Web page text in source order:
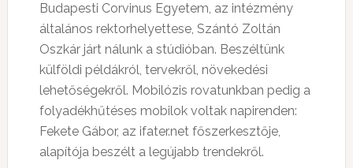
Budapesti Corvinus Egyetem, az intézmény
általános rektorhelyettese, Szántó Zoltán
Oszkár járt nálunk a stúdióban. Beszéltünk
külföldi példákról, tervekről, növekedési
lehetőségekről. Mobilózis rovatunkban pedig a
folyadékhűtéses mobilok voltak napirenden:
Fekete Gábor, az ifater.net főszerkesztője,
alapítója beszélt a legújabb trendekről.